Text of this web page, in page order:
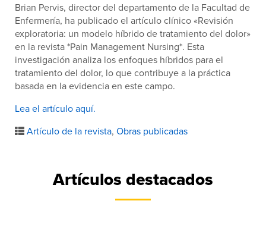
Brian Pervis, director del departamento de la Facultad de
Enfermería, ha publicado el artículo clínico «Revisión
exploratoria: un modelo híbrido de tratamiento del dolor»
en la revista *Pain Management Nursing*. Esta
investigación analiza los enfoques híbridos para el
tratamiento del dolor, lo que contribuye a la práctica
basada en la evidencia en este campo.
Lea el artículo aquí.
Artículo de la revista, Obras publicadas
Artículos destacados